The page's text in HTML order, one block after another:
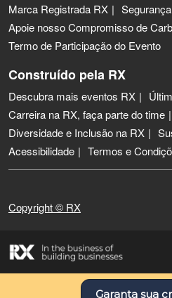
Marca Registrada RX
Apoie nosso Compromisso de
Termo de Participação do Evento
Construído pela RX
Descubra mais eventos RX
Carreira na RX, faça parte do time
Diversidade e Inclusão na RX
Acessibilidade
Termos e
Copyright © RX
Garanta sua